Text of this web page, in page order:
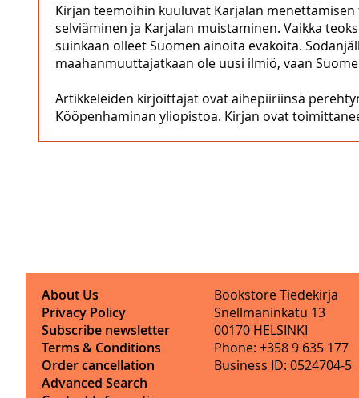
Kirjan teemoihin kuuluvat Karjalan
selviäminen ja Karjalan muistaminen. Vaikka
suinkaan olleet Suomen ainoita evakoita.
maahanmuuttajatkaan ole uusi ilmiö, vaan
Artikkeleiden kirjoittajat ovat aihepiiriinsä
Kööpenhaminan yliopistoa. Kirjan ovat
About Us
Privacy Policy
Subscribe newsletter
Terms & Conditions
Order cancellation
Advanced Search
Bookstore Tiedekirja
Snellmaninkatu 13
00170 HELSINKI
Phone: +358 9 635 177
Business ID: 0524704-5